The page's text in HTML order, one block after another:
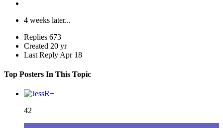
4 weeks later...
Replies 673
Created 20 yr
Last Reply Apr 18
Top Posters In This Topic
42